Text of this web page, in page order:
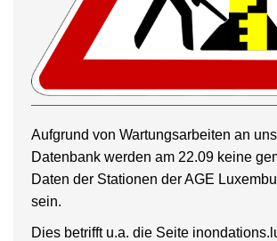
Aufgrund von Wartungsarbeiten an
Datenbank werden am 22.09 keine
Daten der Stationen der AGE
sein.
Dies betrifft u.a. die Seite